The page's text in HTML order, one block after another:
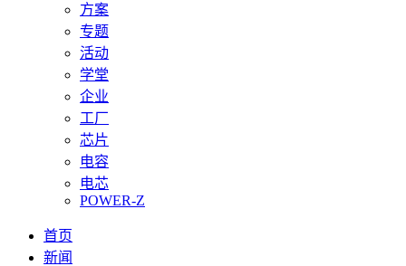
方案
专题
活动
学堂
企业
工厂
芯片
电容
电芯
POWER-Z
首页
新闻